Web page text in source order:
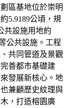
區基地位於崇明
5.9189公頃，規
共設施用地約
公共設施。工程
共同管道及景觀
善都市基礎建
發展新核心。地
兼顧歷史紋理與
，打造榕園廣